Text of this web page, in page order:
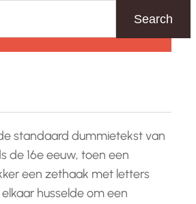
Search
standaard dummietekst van
de 16e eeuw, toen een
een zethaak met letters
husselde om een